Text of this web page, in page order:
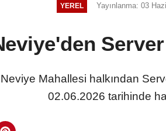
YEREL Yayınlanma: 03
Mahallesi halkından
02.06.2026 tarihinde